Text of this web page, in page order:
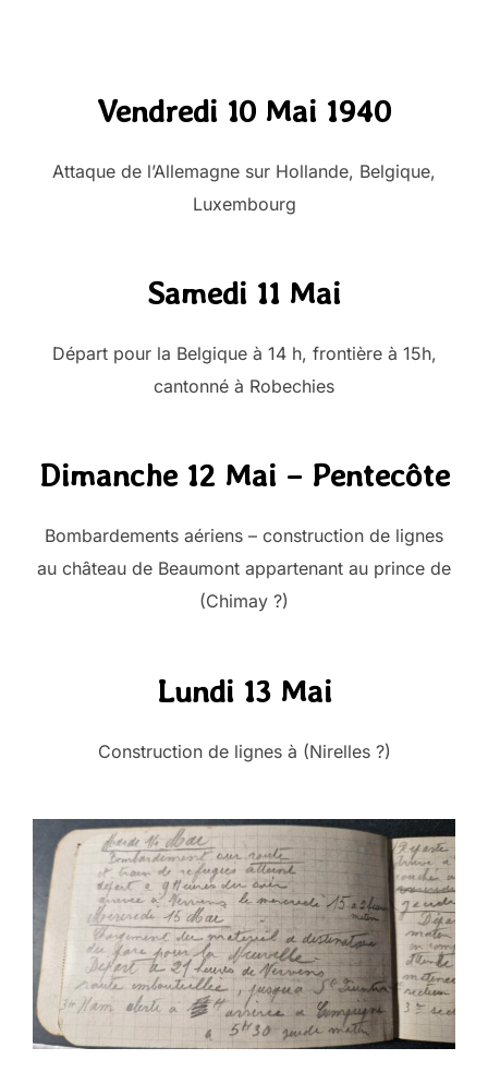
Vendredi 10 Mai 1940
Attaque de l’Allemagne sur Hollande, Belgique,
Luxembourg
Samedi 11 Mai
Départ pour la Belgique à 14 h, frontière à 15h,
cantonné à Robechies
Dimanche 12 Mai – Pentecôte
Bombardements aériens – construction de lignes
au château de Beaumont appartenant au prince de
(Chimay ?)
Lundi 13 Mai
Construction de lignes à (Nirelles ?)